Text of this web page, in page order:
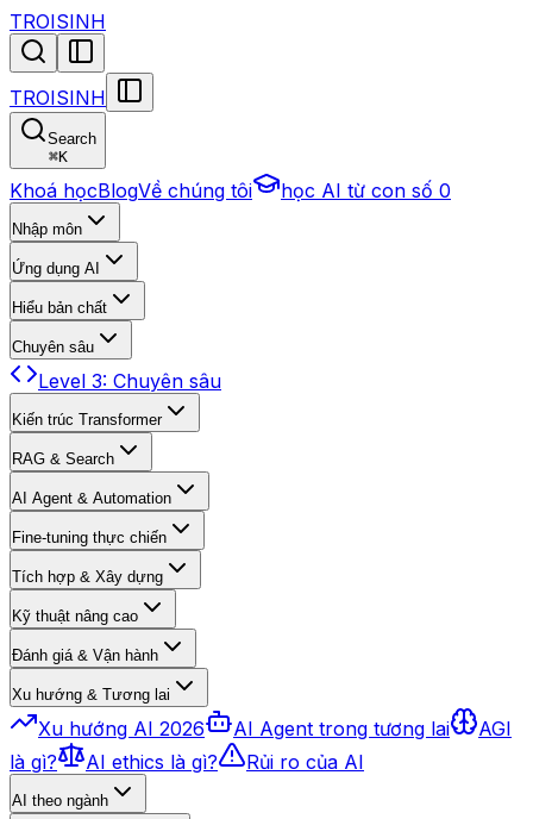
TROISINH
TROISINH
Search
⌘K
Khoá họcBlogVề chúng tôi học AI từ con số 0
Nhập môn
Ứng dụng AI
Hiểu bản chất
Chuyên sâu
Level 3: Chuyên sâu
Kiến trúc Transformer
RAG & Search
AI Agent & Automation
Fine-tuning thực chiến
Tích hợp & Xây dựng
Kỹ thuật nâng cao
Đánh giá & Vận hành
Xu hướng & Tương lai
Xu hướng AI 2026 AI Agent trong tương lai
AGI
là gì?
AI ethics là gì? Rủi ro của AI
AI theo ngành